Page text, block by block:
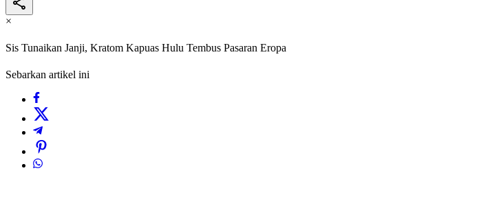
×
Sis Tunaikan Janji, Kratom Kapuas Hulu Tembus Pasaran Eropa
Sebarkan artikel ini